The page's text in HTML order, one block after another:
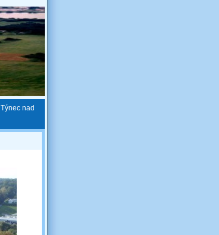
Týnec nad